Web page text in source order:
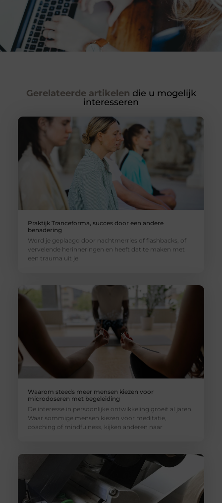
Gerelateerde artikelen die u mogelijk
interesseren
Praktijk Tranceforma, succes door een andere
benadering
Word je geplaagd door nachtmerries of flashbacks, of
vervelende herinneringen en heeft dat te maken met
een trauma uit je
Waarom steeds meer mensen kiezen voor
microdoseren met begeleiding
De interesse in persoonlijke ontwikkeling groeit al jaren.
Waar sommige mensen kiezen voor meditatie,
coaching of mindfulness, kijken anderen naar